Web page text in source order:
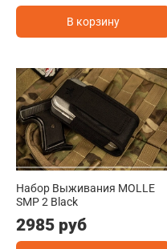
В корзину
Набор Выживания MOLLE
SMP 2 Black
2985 руб